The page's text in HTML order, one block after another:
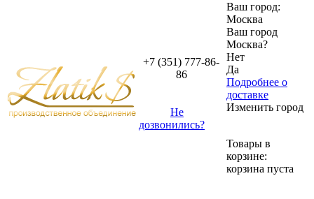
+7 (351) 777-86-
86
Не
дозвонились?
Ваш город:
Москва
Ваш город
Москва?
Нет
Да
Подробнее о
доставке
Изменить город
Товары в
корзине:
корзина пуста